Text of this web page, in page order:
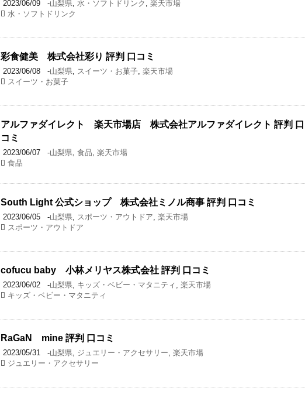
2023/06/09 -山梨県, 水・ソフトドリンク , 楽天市場
水・ソフトドリンク
彩食健美 株式会社彩り 評判 口コミ
2023/06/08 -山梨県, スイーツ・お菓子, 楽天市場
スイーツ・お菓子
アルファダイレクト 楽天市場店 株式会社アルファダイレクト 評判 口
コミ
2023/06/07 -山梨県, 食品, 楽天市場
食品
South Light 公式ショップ 株式会社ミノル商事 評判 口コミ
2023/06/05 -山梨県, スポーツ・アウトドア, 楽天市場
スポーツ・アウトドア
cofucu baby 小林メリヤス株式会社 評判 口コミ
2023/06/02 -山梨県, キッズ・ベビー・マタニティ , 楽天市場
キッズ・ベビー・マタニティ
RaGaN mine 評判 口コミ
2023/05/31 -山梨県, ジュエリー・アクセサリー, 楽天市場
ジュエリー・アクセサリー